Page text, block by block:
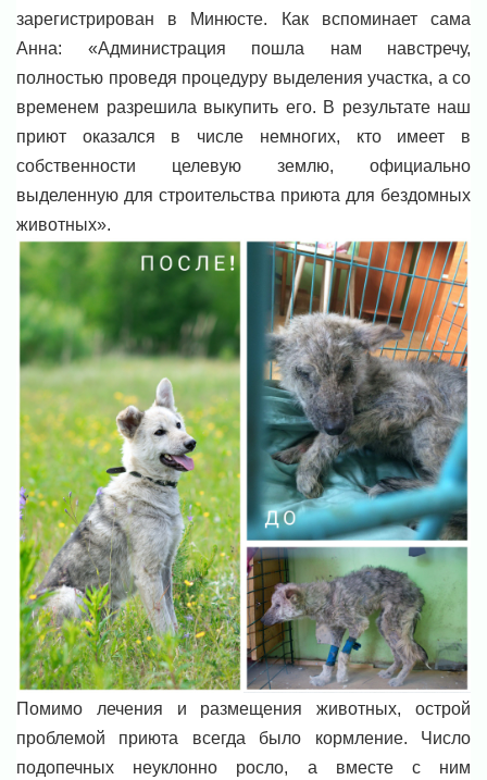
зарегистрирован в Минюсте. Как вспоминает сама
Анна: «Администрация пошла нам навстречу,
полностью проведя процедуру выделения участка, а со
временем разрешила выкупить его. В результате наш
приют оказался в числе немногих, кто имеет в
собственности целевую землю, официально
выделенную для строительства приюта для бездомных
животных».
Помимо лечения и размещения животных, острой
проблемой приюта всегда было кормление. Число
подопечных неуклонно росло, а вместе с ним